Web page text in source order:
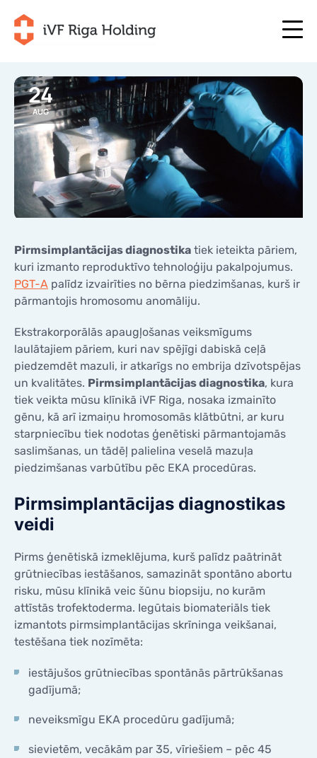
LV
+371 67 111 117
+371 25 641 022
PAR MUMS
ĀRSTĒŠANA
JŪSU PROGRAMMA
SĀC TAGAD
NODERĪGI
CENAS
KONTAKTI
LV
EN
RU
SE
NO
+371 67 111 117
+371 25 641 022
PAR MUMS
ĀRSTĒŠANA
SĀC TAGAD
NODERĪGI
KONTAKTI
24
AUG
Pirmsimplantācijas diagnostika tiek ieteikta pāriem,
kuri izmanto reproduktīvo tehnoloģiju pakalpojumus.
PGT-A palīdz izvairīties no bērna piedzimšanas, kurš ir
pārmantojis hromosomu anomāliju.
Ekstrakorporālās apaugļošanas veiksmīgums
laulātajiem pāriem, kuri nav spējīgi dabiskā ceļā
piedzemdēt mazuli, ir atkarīgs no embrija dzīvotspējas
un kvalitātes. Pirmsimplantācijas diagnostika, kura
tiek veikta mūsu klīnikā iVF Riga, nosaka izmainīto
gēnu, kā arī izmaiņu hromosomās klātbūtni, ar kuru
starpniecību tiek nodotas ģenētiski pārmantojamās
saslimšanas, un tādēļ palielina veselā mazuļa
piedzimšanas varbūtību pēc EKA procedūras.
Pirmsimplantācijas diagnostikas
veidi
Pirms ģenētiskā izmeklējuma, kurš palīdz paātrināt
grūtniecības iestāšanos, samazināt spontāno abortu
risku, mūsu klīnikā veic šūnu biopsiju, no kurām
attīstās trofektoderma. Iegūtais biomateriāls tiek
izmantots pirmsimplantācijas skrīninga veikšanai,
testēšana tiek nozīmēta:
iestājušos grūtniecības spontānās pārtrūkšanas
gadījumā;
neveiksmīgu EKA procedūru gadījumā;
sievietēm, vecākām par 35, vīriešiem – pēc 45